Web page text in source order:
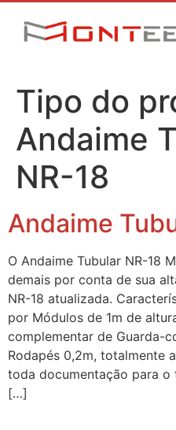
Tipo do
Andaime
NR-18
Andaime
O Andaime Tubular NR-18
demais por conta de sua
NR-18 atualizada.
por Módulos de 1m de
complementar de Guarda-
Rodapés 0,2m, totalmente
toda documentação para o
[…]